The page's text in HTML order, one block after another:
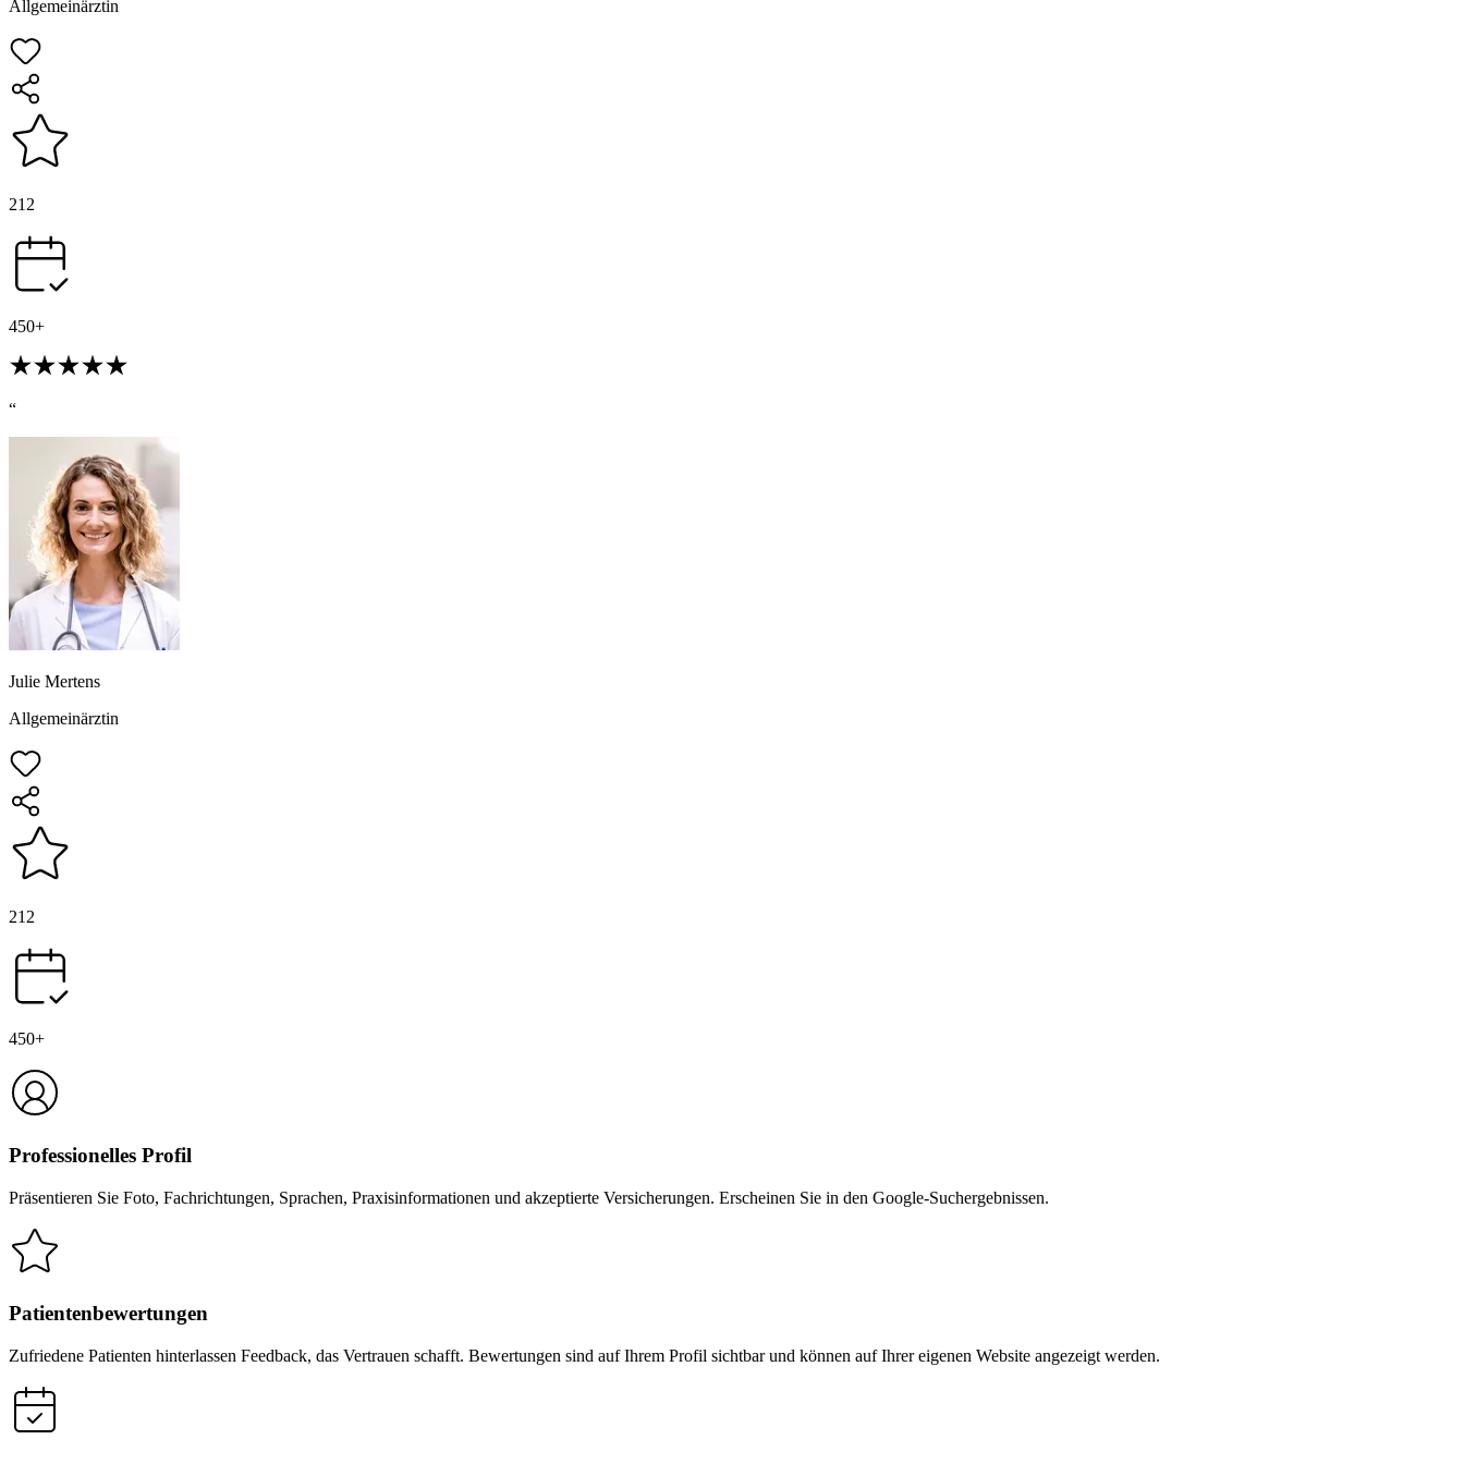
Allgemeinärztin
212
450+
“
Julie Mertens
Allgemeinärztin
212
450+
Professionelles Profil
Präsentieren Sie Foto, Fachrichtungen, Sprachen, Praxisinformationen und akzeptierte Versicherungen. Erscheinen Sie in den Google-Suchergebnissen.
Patientenbewertungen
Zufriedene Patienten hinterlassen Feedback, das Vertrauen schafft. Bewertungen sind auf Ihrem Profil sichtbar und können auf Ihrer eigenen Website angezeigt werden.